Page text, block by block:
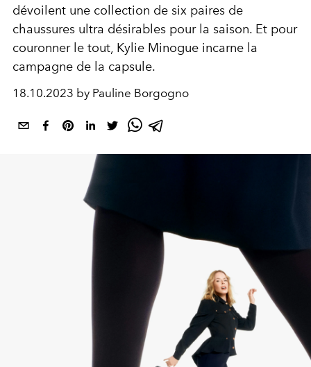
dévoilent une collection de six paires de
chaussures ultra désirables pour la saison. Et pour
couronner le tout, Kylie Minogue incarne la
campagne de la capsule.
18.10.2023 by Pauline Borgogno